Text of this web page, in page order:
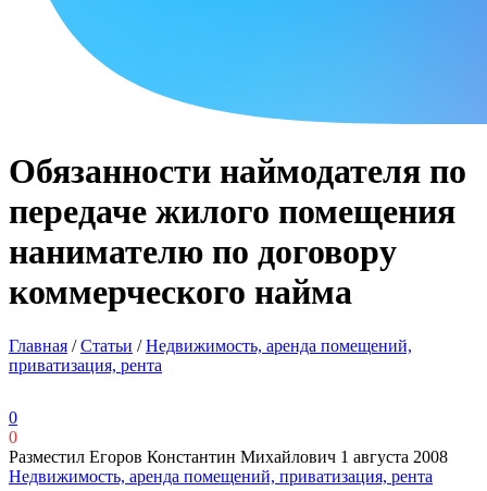
Обязанности наймодателя по
передаче жилого помещения
нанимателю по договору
коммерческого найма
Главная /Статьи /Недвижимость, аренда помещений,
приватизация, рента
0
0
Разместил Егоров Константин Михайлович 1 августа 2008
Недвижимость, аренда помещений, приватизация, рента